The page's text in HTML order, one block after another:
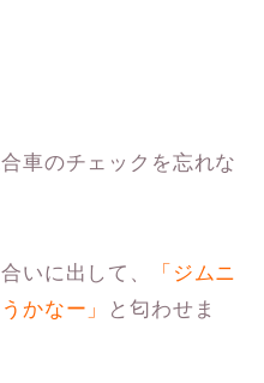
車のチェックを忘れな
いに出して、
「ジムニ
かなー」
と匂わせま